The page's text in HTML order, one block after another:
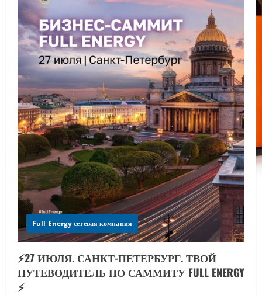
Full Energy сетевая компания
⚡️27 ИЮЛЯ. САНКТ-ПЕТЕРБУРГ. ТВОЙ
ПУТЕВОДИТЕЛЬ ПО САММИТУ FULL ENERGY
⚡️